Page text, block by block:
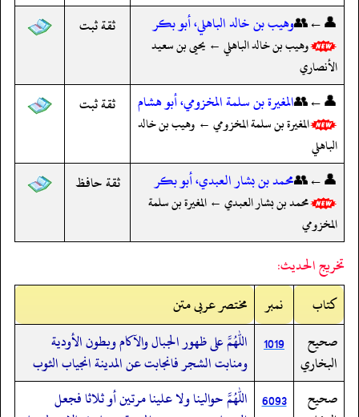
👤←👥وهيب بن خالد الباهلي، أبو بكر
وهيب بن خالد الباهلي ← يحيى بن سعيد
الأنصاري
ثقة ثبت
👤←👥المغيرة بن سلمة المخزومي، أبو هشام
المغيرة بن سلمة المخزومي ← وهيب بن خالد
الباهلي
ثقة ثبت
👤←👥محمد بن بشار العبدي، أبو بكر
محمد بن بشار العبدي ← المغيرة بن سلمة
المخزومي
ثقة حافظ
تخريج الحديث:
کتاب
نمبر
مختصر عربی متن
صحيح
البخاري
1019
اللهم على ظهور الجبال والآكام وبطون الأودية
ومنابت الشجر فانجابت عن المدينة انجياب الثوب
صحيح
6093 اللهم حوالينا ولا علينا مرتين أو ثلاثا فجعل